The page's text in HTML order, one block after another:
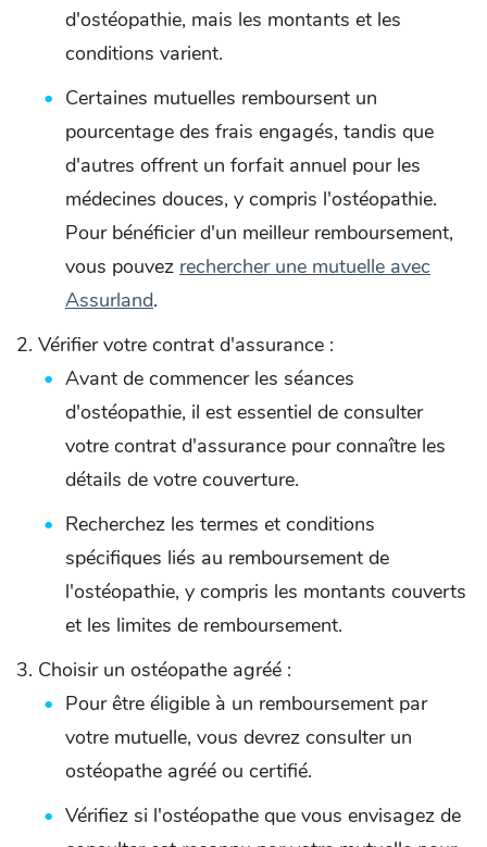
d'ostéopathie, mais les montants et les
conditions varient.
Certaines mutuelles remboursent un
pourcentage des frais engagés, tandis que
d'autres offrent un forfait annuel pour les
médecines douces, y compris l'ostéopathie.
Pour bénéficier d'un meilleur remboursement,
vous pouvez rechercher une mutuelle avec
Assurland.
Vérifier votre contrat d'assurance :
Avant de commencer les séances
d'ostéopathie, il est essentiel de consulter
votre contrat d'assurance pour connaître les
détails de votre couverture.
Recherchez les termes et conditions
spécifiques liés au remboursement de
l'ostéopathie, y compris les montants couverts
et les limites de remboursement.
Choisir un ostéopathe agréé :
Pour être éligible à un remboursement par
votre mutuelle, vous devrez consulter un
ostéopathe agréé ou certifié.
Vérifiez si l'ostéopathe que vous envisagez de